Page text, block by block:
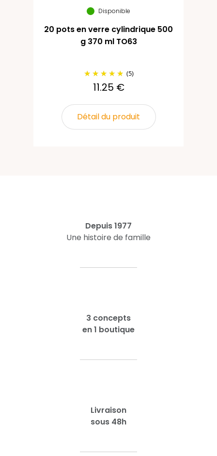
Disponible
20 pots en verre cylindrique 500
g 370 ml TO63
(5)
11.25 €
Détail du produit
Depuis 1977
Une histoire de famille
3 concepts
en 1 boutique
Livraison
sous 48h